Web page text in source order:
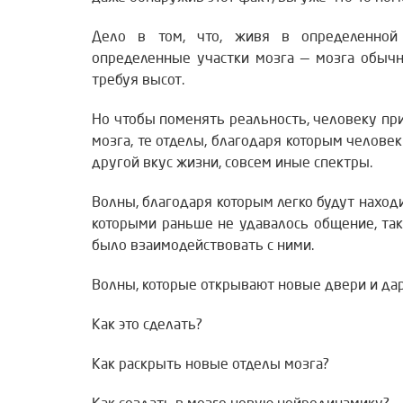
Дело в том, что, живя в определенной
определенные участки мозга — мозга
требуя высот.
Но чтобы поменять реальность, человеку
мозга, те отделы, благодаря которым
другой вкус жизни, совсем иные спектры.
Волны, благодаря которым легко будут
которыми раньше не удавалось общение,
было взаимодействовать с ними.
Волны, которые открывают новые двери и
Как это сделать?
Как раскрыть новые отделы мозга?